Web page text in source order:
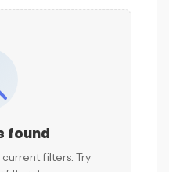
found
filters. Try